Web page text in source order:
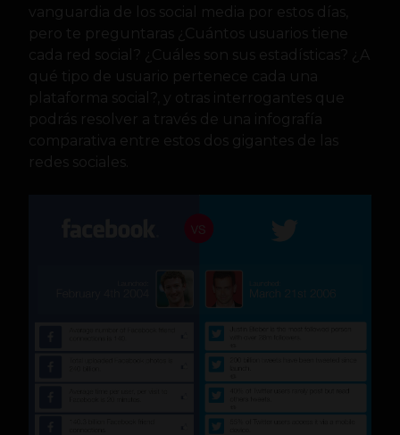
vanguardia de los social media por estos días,
pero te preguntaras ¿Cuántos usuarios tiene
cada red social? ¿Cuáles son sus estadísticas? ¿A
qué tipo de usuario pertenece cada una
plataforma social?, y otras interrogantes que
podrás resolver a través de una infografía
comparativa entre estos dos gigantes de las
redes sociales.